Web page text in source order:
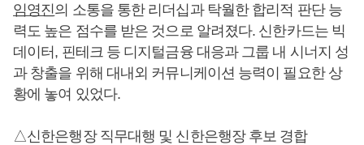
임영진의 소통을 통한 리더십과 탁월한 합리적 판단 능
력도 높은 점수를 받은 것으로 알려졌다. 신한카드는 빅
데이터, 핀테크 등 디지털금융 대응과 그룹 내 시너지 성
과 창출을 위해 대내외 커뮤니케이션 능력이 필요한 상
황에 놓여 있었다.
△신한은행장 직무대행 및 신한은행장 후보 경합